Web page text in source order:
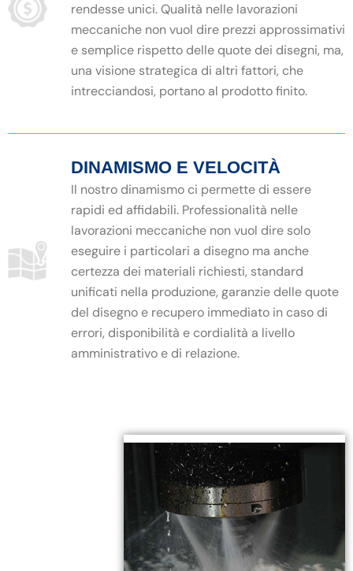
rendesse unici. Qualità nelle lavorazioni
meccaniche non vuol dire prezzi approssimativi
e semplice rispetto delle quote dei disegni, ma,
una visione strategica di altri fattori, che
intrecciandosi, portano al prodotto finito.
DINAMISMO E VELOCITÀ
Il nostro dinamismo ci permette di essere
rapidi ed affidabili. Professionalità nelle
lavorazioni meccaniche non vuol dire solo
eseguire i particolari a disegno ma anche
certezza dei materiali richiesti, standard
unificati nella produzione, garanzie delle quote
del disegno e recupero immediato in caso di
errori, disponibilità e cordialità a livello
amministrativo e di relazione.